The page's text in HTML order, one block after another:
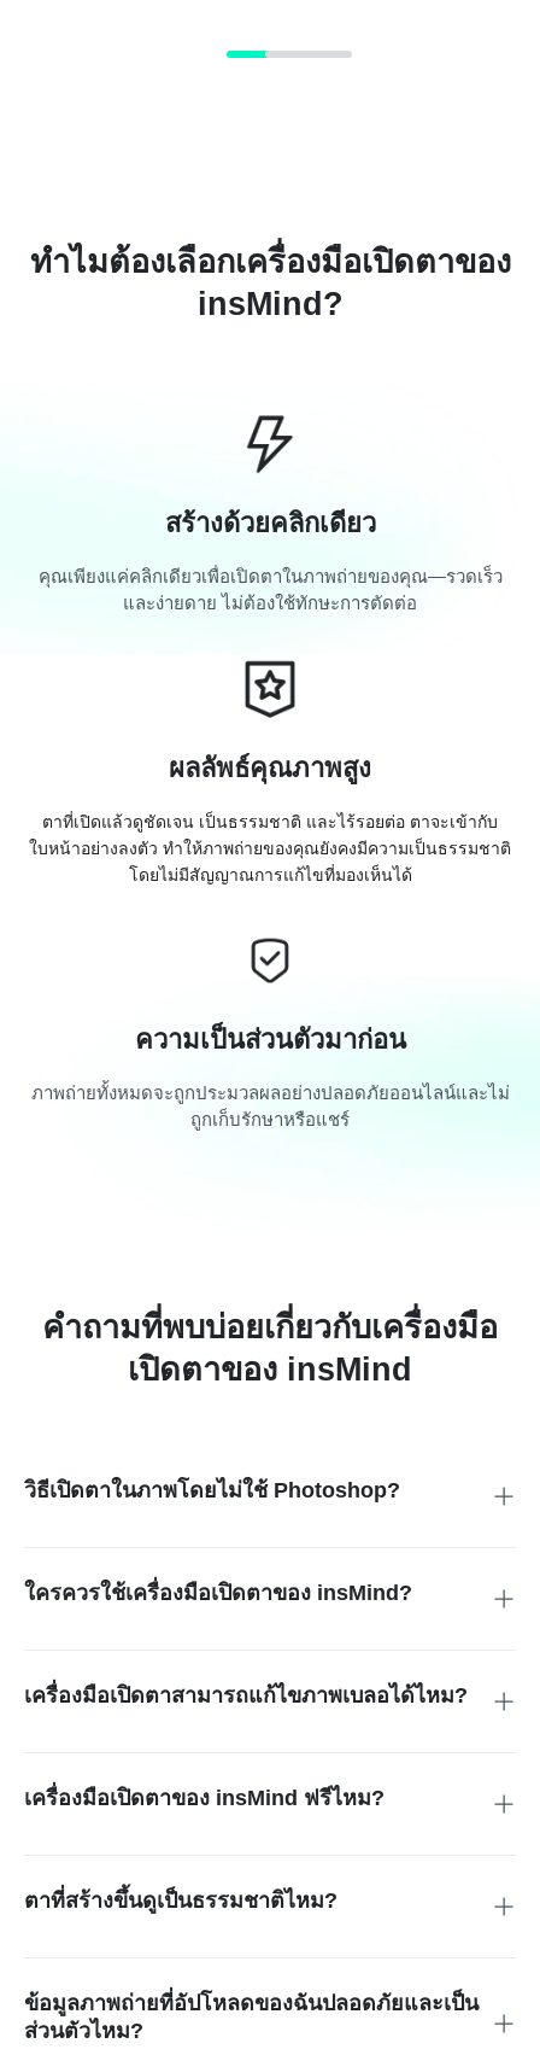
ทำไมต้องเลือกเครื่องมือเปิดตาของ
insMind?
สร้างด้วยคลิกเดียว
คุณเพียงแค่คลิกเดียวเพื่อเปิดตาในภาพถ่ายของคุณ—รวดเร็ว
และง่ายดาย ไม่ต้องใช้ทักษะการตัดต่อ
ผลลัพธ์คุณภาพสูง
ตาที่เปิดแล้วดูชัดเจน เป็นธรรมชาติ และไร้รอยต่อ ตาจะเข้ากับ
ใบหน้าอย่างลงตัว ทำให้ภาพถ่ายของคุณยังคงมีความเป็นธรรมชาติ
โดยไม่มีสัญญาณการแก้ไขที่มองเห็นได้
ความเป็นส่วนตัวมาก่อน
ภาพถ่ายทั้งหมดจะถูกประมวลผลอย่างปลอดภัยออนไลน์และไม่
ถูกเก็บรักษาหรือแชร์
คำถามที่พบบ่อยเกี่ยวกับเครื่องมือ
เปิดตาของ insMind
วิธีเปิดตาในภาพโดยไม่ใช้ Photoshop?
ประสบการณ์การตัดต่อใดๆ เพื่อเปิดตาอย่างเป็นธรรมชาติในไม่
ใครควรใช้เครื่องมือเปิดตาของ insMind?
ก็ตามที่ต้องการบันทึกความทรงจำพิเศษ
เครื่องมือเปิดตาสามารถแก้ไขภาพเบลอได้ไหม?
ภาพถ่ายของคุณใช้งานได้โดยไม่สูญเสียรายละเอียดที่สำคัญ
เครื่องมือเปิดตาของ insMind ฟรีไหม?
ตาที่สร้างขึ้นดูเป็นธรรมชาติไหม?
ส่วนที่เหลือของใบหน้าในทุกภาพ
ข้อมูลภาพถ่ายที่อัปโหลดของฉันปลอดภัยและเป็น
ส่วนตัวไหม?